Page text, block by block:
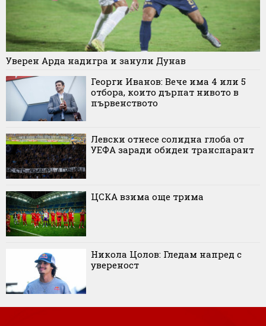
Уверен Арда надигра и занули Дунав
Георги Иванов: Вече има 4 или 5
отбора, които дърпат нивото в
първенството
Левски отнесе солидна глоба от
УЕФА заради обиден транспарант
ЦСКА взима още трима
Никола Цолов: Гледам напред с
увереност